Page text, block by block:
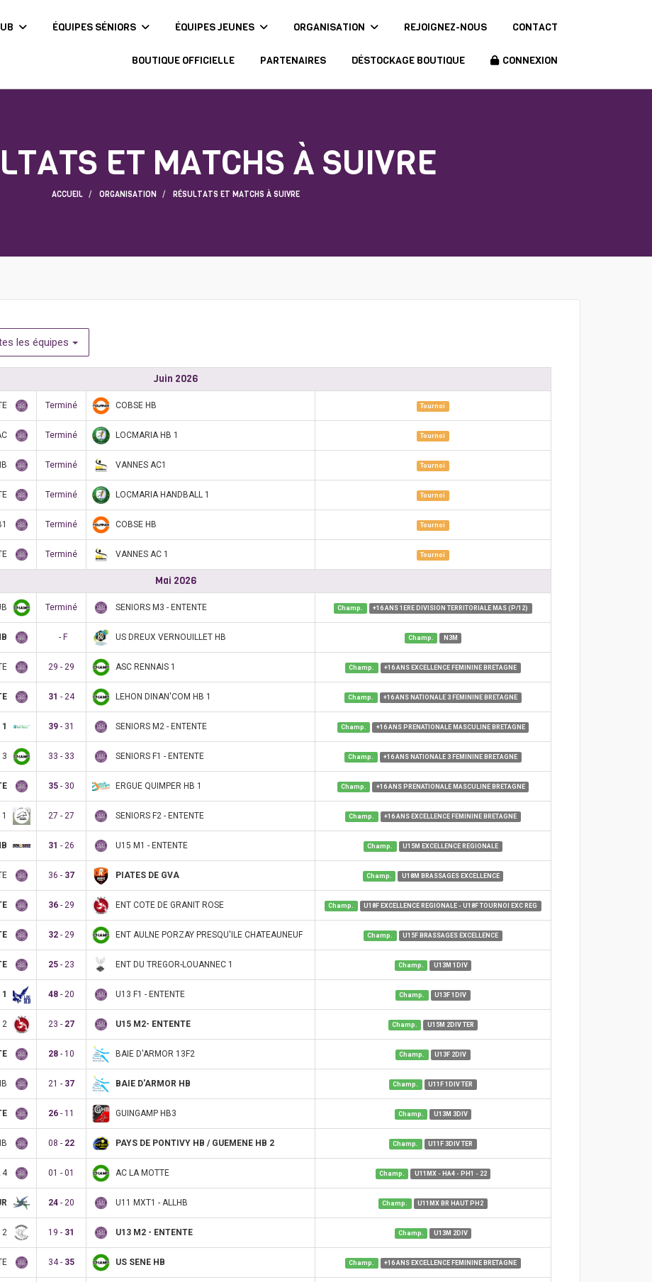
ÉQUIPES SÉNIORS ÉQUIPES JEUNES ORGANISATION REJOIGNEZ-NOUS CONTACT
BOUTIQUE OFFICIELLE PARTENAIRES DÉSTOCKAGE BOUTIQUE CONNEXION
ET MATCHS À SUIVRE
ACCUEIL ORGANISATION RÉSULTATS ET MATCHS À SUIVRE
les équipes
Juin 2026
Terminé COBSE HB Tournoi
Terminé LOCMARIA HB 1 Tournoi
Terminé VANNES AC1 Tournoi
Terminé LOCMARIA HANDBALL 1 Tournoi
Terminé COBSE HB Tournoi
Terminé VANNES AC 1 Tournoi
Mai 2026
Terminé SENIORS M3 - ENTENTE Champ. +16 ANS 1ERE DIVISION TERRITORIALE MAS (P/12)
- F US DREUX VERNOUILLET HB Champ. N3M
29 - 29 ASC RENNAIS 1 Champ. +16 ANS EXCELLENCE FEMININE BRETAGNE
31 - 24 LEHON DINAN'COM HB 1 Champ. +16 ANS NATIONALE 3 FEMININE BRETAGNE
39- 31 SENIORS M2 - ENTENTE Champ. +16 ANS PRENATIONALE MASCULINE BRETAGNE
3 33 - 33 SENIORS F1 - ENTENTE Champ. +16 ANS NATIONALE 3 FEMININE BRETAGNE
35- 30 ERGUE QUIMPER HB 1 Champ. +16 ANS PRENATIONALE MASCULINE BRETAGNE
27 - 27 SENIORS F2 - ENTENTE Champ. +16 ANS EXCELLENCE FEMININE BRETAGNE
31 - 26 U15 M1 - ENTENTE Champ. U15M EXCELLENCE REGIONALE
36 - 37 PIATES DE GVA Champ. U18M BRASSAGES EXCELLENCE
36- 29 ENT COTE DE GRANIT ROSE Champ. U18F EXCELLENCE REGIONALE - U18F TOURNOI EXC REG
32- 29 ENT AULNE PORZAY PRESQU'ILE CHATEAUNEUF Champ. U15F BRASSAGES EXCELLENCE
25- 23 ENT DU TREGOR-LOUANNEC 1 Champ. U13M 1DIV
48- 20 U13 F1 - ENTENTE Champ. U13F 1DIV
2 23 - 27 U15 M2- ENTENTE Champ. U15M 2DIV TER
28- 10 BAIE D'ARMOR 13F2 Champ. U13F 2DIV
21 - 37 BAIE D'ARMOR HB Champ. U11F 1DIV TER
26- 11 GUINGAMP HB3 Champ. U13M 3DIV
08 - 22 PAYS DE PONTIVY HB / GUEMENE HB 2 Champ. U11F 3DIV TER
4 01 - 01 AC LA MOTTE Champ. U11MX - HA4 - PH1 - 22
24- 20 U11 MXT1 - ALLHB Champ. U11MX BR HAUT PH2
2 19 - 31 U13 M2 - ENTENTE Champ. U13M 2DIV
34 - 35 US SENE HB Champ. +16 ANS EXCELLENCE FEMININE BRETAGNE